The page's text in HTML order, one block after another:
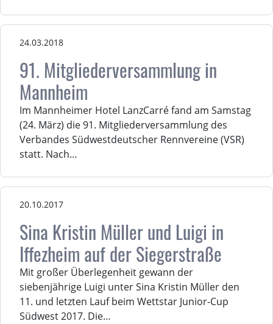
24.03.2018
91. Mitgliederversammlung in
Mannheim
Im Mannheimer Hotel LanzCarré fand am Samstag
(24. März) die 91. Mitgliederversammlung des
Verbandes Südwestdeutscher Rennvereine (VSR)
statt. Nach…
20.10.2017
Sina Kristin Müller und Luigi in
Iffezheim auf der Siegerstraße
Mit großer Überlegenheit gewann der
siebenjährige Luigi unter Sina Kristin Müller den
11. und letzten Lauf beim Wettstar Junior-Cup
Südwest 2017. Die…